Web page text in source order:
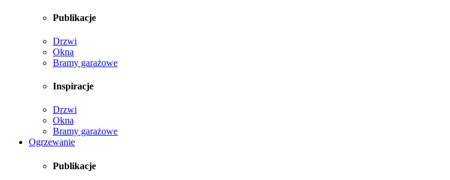
Publikacje
Drzwi
Okna
Bramy garażowe
Inspiracje
Drzwi
Okna
Bramy garażowe
Ogrzewanie
Publikacje